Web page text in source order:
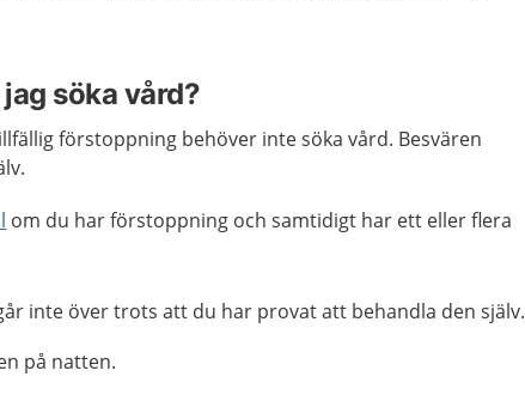
söka vård?
förstoppning behöver inte söka vård. Besvären
om du har förstoppning och samtidigt har ett eller flera
inte över trots att du har provat att behandla den själv.
på natten.